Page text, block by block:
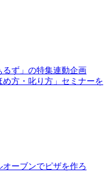
ず」の特集連動企画
方・叱り方」セミナーを
ーブンでピザを作ろ